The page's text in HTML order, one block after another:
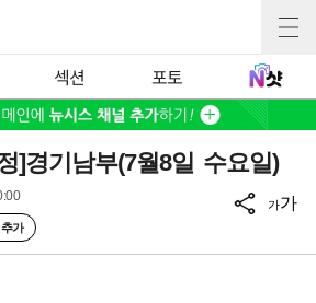
섹션 포토
]경기남부(7월8일 수요일)
가
가가